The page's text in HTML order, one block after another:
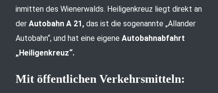
inmitten des Wienerwalds. Heiligenkreuz liegt direkt an
der Autobahn A 21, das ist die sogenannte „Allander
Autobahn“, und hat eine eigene Autobahnabfahrt
„Heiligenkreuz“.
Mit öffentlichen Verkehrsmitteln: